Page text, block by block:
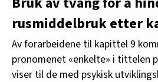
rusmiddelbruk etter
Av forarbeidene til kapittel 9
pronomenet «enkelte» i tittelen
viser til de med psykisk